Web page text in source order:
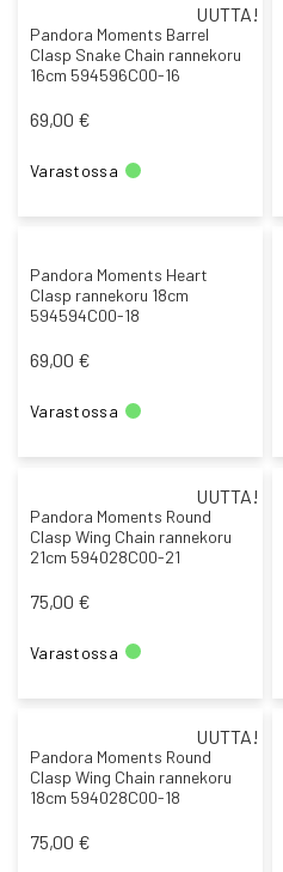
UUTTA!
Pandora Moments Barrel
Clasp Snake Chain rannekoru
16cm 594596C00-16
69,00 €
Varastossa
Pandora Moments Heart
Clasp rannekoru 18cm
594594C00-18
69,00 €
Varastossa
UUTTA!
Pandora Moments Round
Clasp Wing Chain rannekoru
21cm 594028C00-21
75,00 €
Varastossa
UUTTA!
Pandora Moments Round
Clasp Wing Chain rannekoru
18cm 594028C00-18
75,00 €